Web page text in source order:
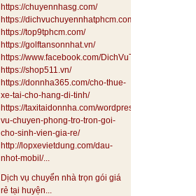
https://chuyennhasg.com/
https://dichvuchuyennhatphcm.com/
https://top9tphcm.com/
https://golftansonnhat.vn/
https://www.facebook.com/DichVuTaxiTai24HSaiGon
https://shop511.vn/
https://donnha365.com/cho-thue-
xe-tai-cho-hang-di-tinh/
https://taxitaidonnha.com/wordpress/dich-
vu-chuyen-phong-tro-tron-goi-
cho-sinh-vien-gia-re/
http://lopxevietdung.com/dau-
nhot-mobil/...
Dịch vụ chuyển nhà trọn gói giá
rẻ tại huyện...